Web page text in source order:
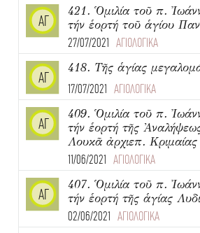
ΑΓ
421. Ὁμιλία τοῦ π.
τήν ἑορτή τοῦ ἁγίου
27/07/2021 ΑΓΙΟΛΟΓΙΚΑ
ΑΓ
418. Τῆς ἁγίας
17/07/2021 ΑΓΙΟΛΟΓΙΚΑ
ΑΓ
409. Ὁμιλία τοῦ π.
τήν ἑορτή τῆς
Λουκᾶ ἀρχιεπ. Κριμαίας
11/06/2021 ΑΓΙΟΛΟΓΙΚΑ
ΑΓ
407. Ὁμιλία τοῦ π.
τήν ἑορτή τῆς ἁγίας
02/06/2021 ΑΓΙΟΛΟΓΙΚΑ